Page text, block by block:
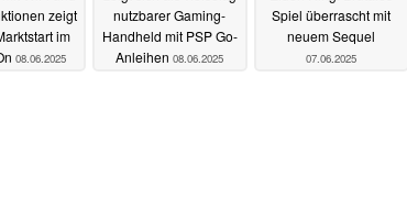
zeigt
im
08.06.2025
nutzbarer Gaming-
Handheld mit PSP Go-
Anleihen 08.06.2025
Spiel überrascht mit
neuem Sequel
07.06.2025